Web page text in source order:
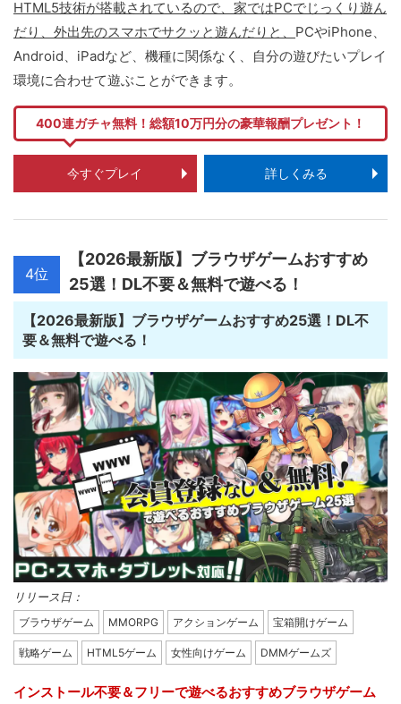
HTML5技術が搭載されているので、家ではPCでじっくり遊ん
だり、外出先のスマホでサクッと遊んだりと、 PCやiPhone、
Android、iPadなど、機種に関係なく、自分の遊びたいプレイ
環境に合わせて遊ぶことができます。
400連ガチャ無料！総額10万円分の豪華報酬プレゼント！
今すぐプレイ 詳しくみる
4位
【2026最新版】ブラウザゲームおすすめ
25選！DL不要＆無料で遊べる！
【2026最新版】ブラウザゲームおすすめ25選！DL不
要＆無料で遊べる！
リリース日：
ブラウザゲーム MMORPG アクションゲーム 宝箱開けゲーム
戦略ゲーム HTML5ゲーム 女性向けゲーム DMMゲームズ
インストール不要＆フリーで遊べるおすすめブラウザゲーム